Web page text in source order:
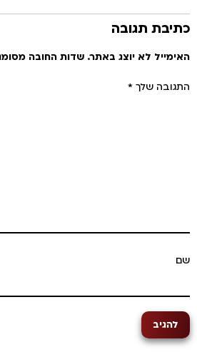
תגובה
לא יוצג באתר. שדות החובה מסומנים*
שלך *